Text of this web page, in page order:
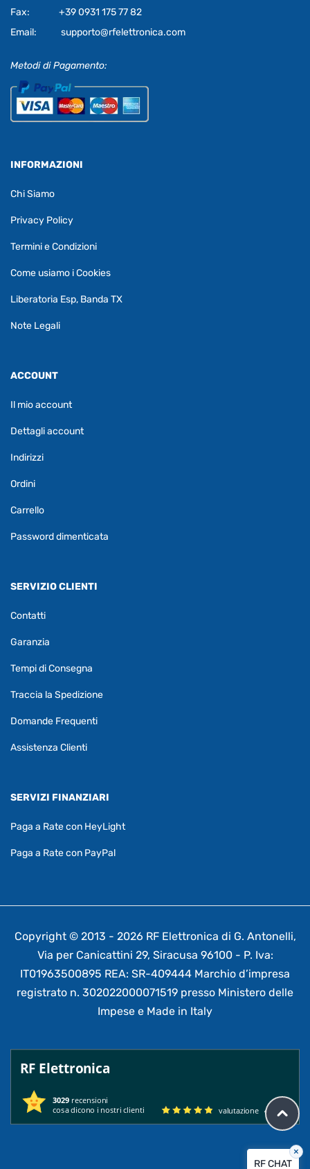
Fax:
+39 0931 175 77 82
Email:
supporto@rfelettronica.com
Metodi di Pagamento:
INFORMAZIONI
Chi Siamo
Privacy Policy
Termini e Condizioni
Come usiamo i Cookies
Liberatoria Esp, Banda TX
Note Legali
ACCOUNT
Il mio account
Dettagli account
Indirizzi
Ordini
Carrello
Password dimenticata
SERVIZIO CLIENTI
Contatti
Garanzia
Tempi di Consegna
Traccia la Spedizione
Domande Frequenti
Assistenza Clienti
SERVIZI FINANZIARI
Paga a Rate con HeyLight
Paga a Rate con PayPal
Copyright © 2013 - 2026 RF Elettronica di G. Antonelli,
Via per Canicattini 29, Siracusa 96100 - P. Iva:
IT01963500895 REA: SR-409444 Marchio d’impresa
registrato n. 302022000071519 presso Ministero delle
Impese e Made in Italy
RF Elettronica
3029 recensioni
cosa dicono i nostri clienti
valutazione 4.95/ 5
RF CHAT
×